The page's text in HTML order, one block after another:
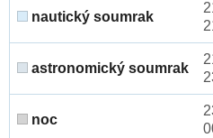
nautický soumrak
astronomický soumrak
noc